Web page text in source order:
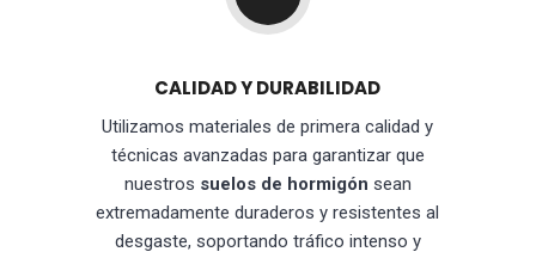
CALIDAD Y DURABILIDAD
Utilizamos materiales de primera calidad y
técnicas avanzadas para garantizar que
nuestros suelos de hormigón sean
extremadamente duraderos y resistentes al
desgaste, soportando tráfico intenso y